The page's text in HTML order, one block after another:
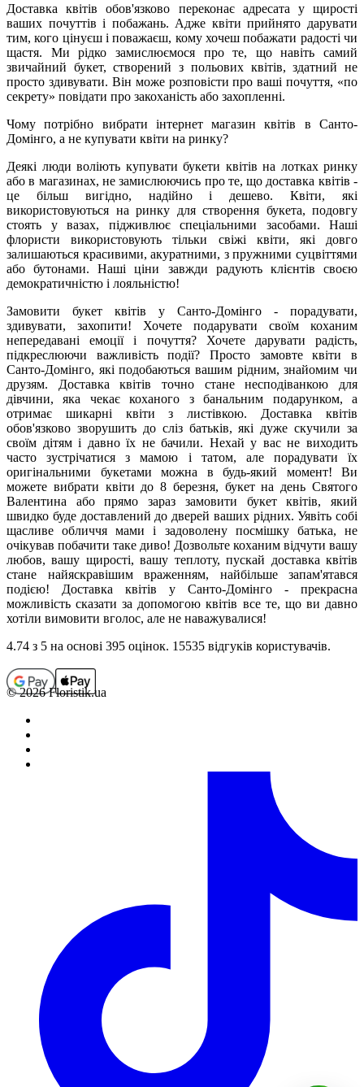
Доставка квітів обов'язково переконає адресата у щирості
ваших почуттів і побажань. Адже квіти прийнято дарувати
тим, кого цінуєш і поважаєш, кому хочеш побажати радості чи
щастя. Ми рідко замислюємося про те, що навіть самий
звичайний букет, створений з польових квітів, здатний не
просто здивувати. Він може розповісти про ваші почуття, «по
секрету» повідати про закоханість або захопленні.
Чому потрібно вибрати інтернет магазин квітів в Санто-
Домінго, а не купувати квіти на ринку?
Деякі люди воліють купувати букети квітів на лотках ринку
або в магазинах, не замислюючись про те, що доставка квітів -
це більш вигідно, надійно і дешево. Квіти, які
використовуються на ринку для створення букета, подовгу
стоять у вазах, підживлює спеціальними засобами. Наші
флористи використовують тільки свіжі квіти, які довго
залишаються красивими, акуратними, з пружними суцвіттями
або бутонами. Наші ціни завжди радують клієнтів своєю
демократичністю і лояльністю!
Замовити букет квітів у Санто-Домінго - порадувати,
здивувати, захопити! Хочете подарувати своїм коханим
непередавані емоції і почуття? Хочете дарувати радість,
підкреслюючи важливість події? Просто замовте квіти в
Санто-Домінго, які подобаються вашим рідним, знайомим чи
друзям. Доставка квітів точно стане несподіванкою для
дівчини, яка чекає коханого з банальним подарунком, а
отримає шикарні квіти з листівкою. Доставка квітів
обов'язково зворушить до сліз батьків, які дуже скучили за
своїм дітям і давно їх не бачили. Нехай у вас не виходить
часто зустрічатися з мамою і татом, але порадувати їх
оригінальними букетами можна в будь-який момент! Ви
можете вибрати квіти до 8 березня, букет на день Святого
Валентина або прямо зараз замовити букет квітів, який
швидко буде доставлений до дверей ваших рідних. Уявіть собі
щасливе обличчя мами і задоволену посмішку батька, не
очікував побачити таке диво! Дозвольте коханим відчути вашу
любов, вашу щирості, вашу теплоту, пускай доставка квітів
стане найяскравішим враженням, найбільше запам'ятався
подією! Доставка квітів у Санто-Домінго - прекрасна
можливість сказати за допомогою квітів все те, що ви давно
хотіли вимовити вголос, але не наважувалися!
4.74 з 5 на основi 395 оцiнок. 15535 відгуків користувачiв.
© 2026 Floristik.ua